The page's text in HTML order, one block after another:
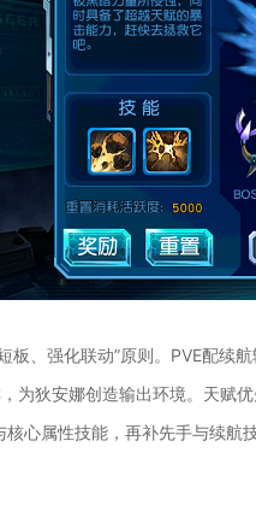
板、强化联动”原则。PVE配续
为狄安娜创造输出环境。天赋
心属性技能，再补先手与续航